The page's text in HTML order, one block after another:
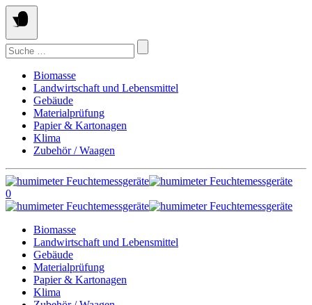
Springe
zum
Inhalt
Suchen
nach:
Biomasse
Landwirtschaft und Lebensmittel
Gebäude
Materialprüfung
Papier & Kartonagen
Klima
Zubehör / Waagen
0
Biomasse
Landwirtschaft und Lebensmittel
Gebäude
Materialprüfung
Papier & Kartonagen
Klima